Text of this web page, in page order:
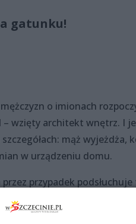
gatunku!
o imionach
– wzięty architekt wnętrz. I
mąż wyjeżdża,
w urządzeniu domu.
przypadek
przez które jej
Krystyna i Ryszard